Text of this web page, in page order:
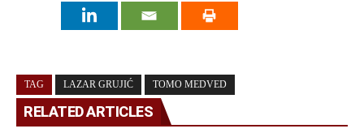
TAG LAZAR GRUJIĆ TOMO MEDVED
RELATED ARTICLES